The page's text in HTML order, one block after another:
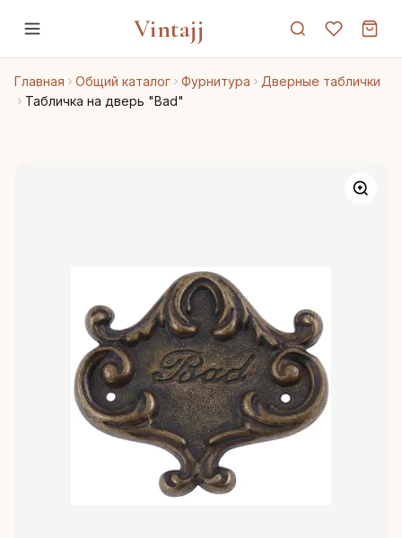
Vintajj
Главная Общий каталог Фурнитура
Дверные таблички
Табличка на дверь "Bad"